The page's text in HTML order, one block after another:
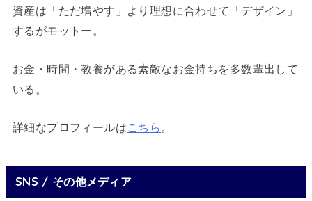
資産は「ただ増やす」より理想に合わせて「デザイン」
するがモットー。
お金・時間・教養がある素敵なお金持ちを多数輩出して
いる。
詳細なプロフィールはこちら。
SNS / その他メディア